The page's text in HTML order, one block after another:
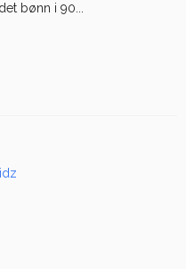
bønn i 90...